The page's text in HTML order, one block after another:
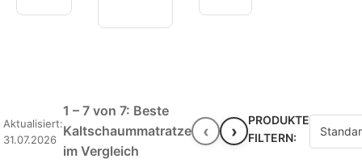
Aktualisiert:
31.07.2026
1 – 7 von 7: Beste
Kaltschaummatratze
im Vergleich
‹ ›
PRODUKTE
FILTERN: